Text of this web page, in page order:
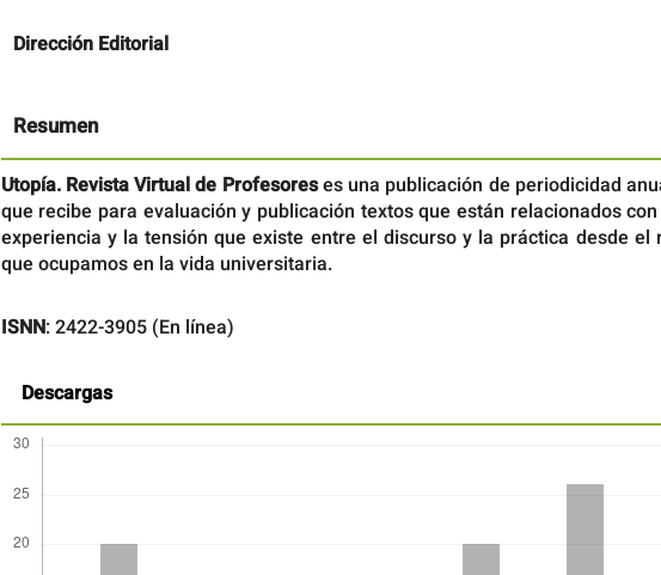
Contenido
principal
Dirección Editorial
Resumen
Utopía. Revista Virtual de Profesoreses una publicación de periodicidad
que recibe para evaluación y publicación textos que están relacionados
experiencia y la tensión que existe entre el discurso y la práctica desde el
que ocupamos en la vida universitaria.
ISNN: 2422-3905 (En línea)
Descargas